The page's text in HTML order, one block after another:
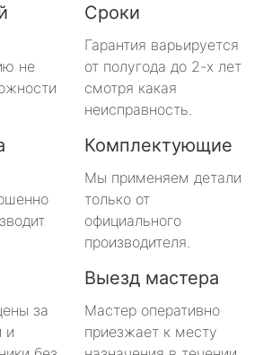
не
Сроки
Гарантия варьируется
от полугода до 2-х лет
смотря какая
неисправность.
Комплектующие
Мы применяем детали
только от
официального
производителя.
за
и
Выезд мастера
Мастер оперативно
приезжает к месту